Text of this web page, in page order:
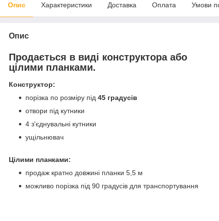
Опис Характеристики Доставка Оплата Умови
Опис
Продається в виді конструктораабо
цілими планками.
Конструктор:
порізка по розміру під 45 градусів
отвори під кутники
4 з'єднувальні кутники
ущільнювач
Цілими планками:
продаж кратно довжині планки 5,5 м
можливо порізка під 90 градусів для транспортування